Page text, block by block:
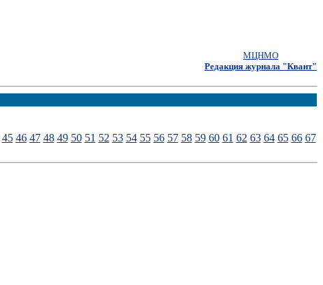
МЦНМО
Редакция журнала "Квант"
45 46 47 48 49 50 51 52 53 54 55 56 57 58 59 60 61 62 63 64 65 66 67